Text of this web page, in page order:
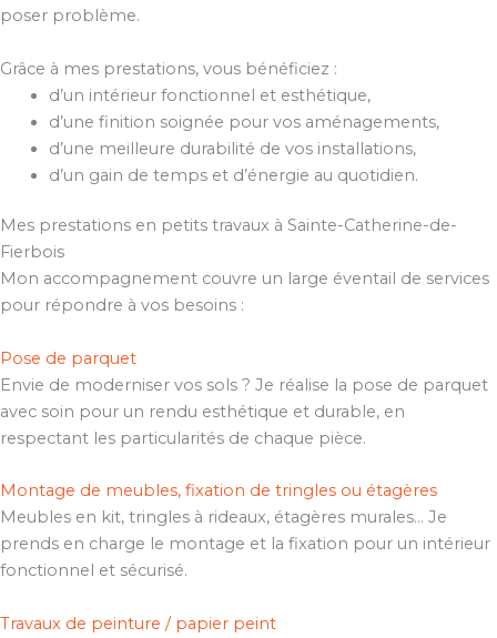
poser problème.
Grâce à mes prestations, vous bénéficiez :
d’un intérieur fonctionnel et esthétique,
d’une finition soignée pour vos aménagements,
d’une meilleure durabilité de vos installations,
d’un gain de temps et d’énergie au quotidien.
Mes prestations en petits travaux à Sainte-Catherine-de-
Fierbois
Mon accompagnement couvre un large éventail de services
pour répondre à vos besoins :
Pose de parquet
Envie de moderniser vos sols ? Je réalise la pose de parquet
avec soin pour un rendu esthétique et durable, en
respectant les particularités de chaque pièce.
Montage de meubles, fixation de tringles ou étagères
Meubles en kit, tringles à rideaux, étagères murales… Je
prends en charge le montage et la fixation pour un intérieur
fonctionnel et sécurisé.
Travaux de peinture / papier peint